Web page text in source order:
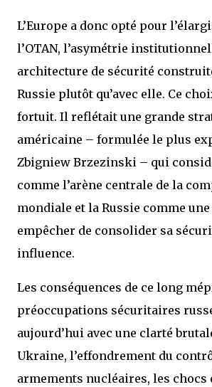
L’Europe a donc opté pour
l’OTAN, l’asymétrie
architecture de sécurité
Russie plutôt qu’avec elle. Ce
fortuit. Il reflétait une grande
américaine – formulée le plus
Zbigniew Brzezinski – qui
comme l’arène centrale de la
mondiale et la Russie comme
empêcher de consolider sa
influence.
Les conséquences de ce long
préoccupations sécuritaires
aujourd’hui avec une clarté
Ukraine, l’effondrement du
armements nucléaires, les chocs